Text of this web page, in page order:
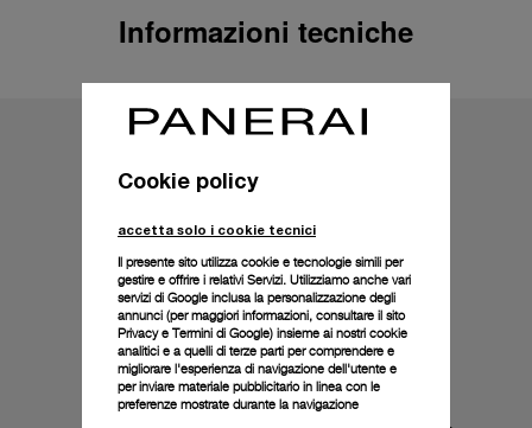
Informazioni tecniche
Cookie policy
accetta solo i cookie tecnici
Il presente sito utilizza cookie e tecnologie simili per
gestire e offrire i relativi Servizi. Utilizziamo anche vari
servizi di Google inclusa la personalizzazione degli
annunci (per maggiori informazioni, consultare il sito
Privacy e Termini di Google) insieme ai nostri cookie
analitici e a quelli di terze parti per comprendere e
migliorare l'esperienza di navigazione dell'utente e
per inviare materiale pubblicitario in linea con le
preferenze mostrate durante la navigazione